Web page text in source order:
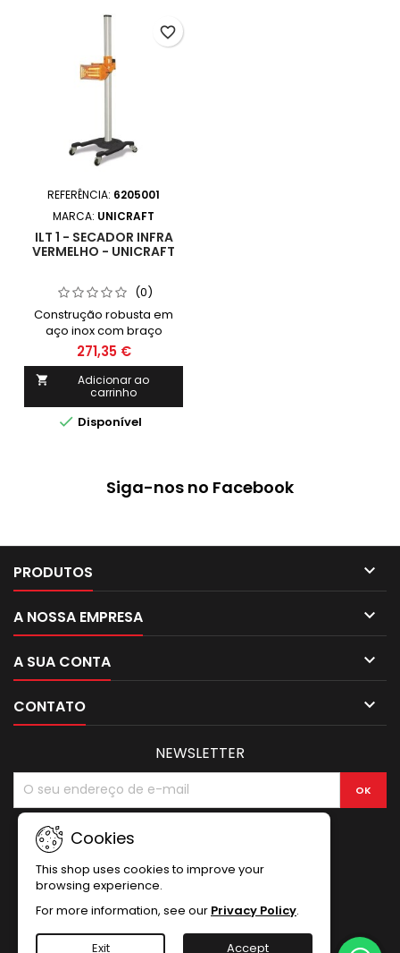
REFERÊNCIA: 6205001
MARCA: UNICRAFT
ILT 1 - SECADOR INFRA
VERMELHO - UNICRAFT
(0)
Construção robusta em
aço inox com braço
hidráulico Tubos V Power
de quartzo-halogéneo,
onda curta de elevada
qualidade Seca a tinta
uniformemente entre
camadas evitando assim a
271,35 €

Adicionar ao
carrinho
 Disponível
favorite_border
Siga-nos no Facebook
PRODUTOS 
A NOSSA EMPRESA 
A SUA CONTA 
CONTATO 
Cookies
This shop uses cookies to improve your
browsing experience.
For more information, see our Privacy Policy.
Exit Accept
NEWSLETTER